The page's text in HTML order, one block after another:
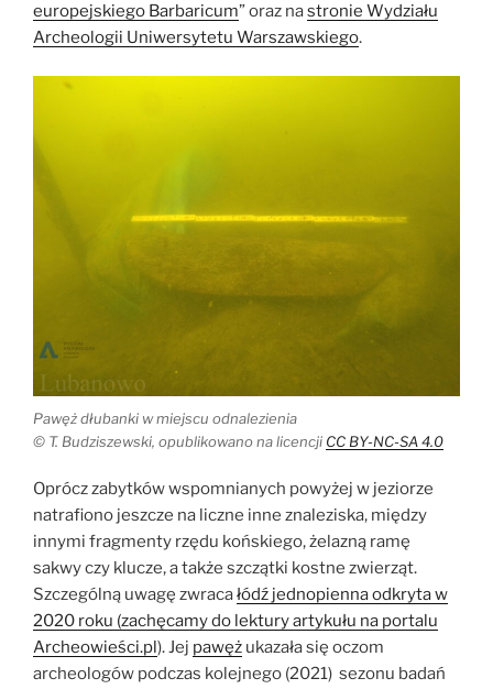
europejskiego Barbaricum” oraz nastronie Wydziału
Archeologii Uniwersytetu Warszawskiego.
Pawęż dłubanki w miejscu odnalezienia
© T. Budziszewski, opublikowano na licencji CC BY-NC-SA 4.0
Oprócz zabytków wspomnianych powyżej w jeziorze
natrafiono jeszcze na liczne inne znaleziska, między
innymi fragmenty rzędu końskiego, żelazną ramę
sakwy czy klucze, a także szczątki kostne zwierząt.
Szczególną uwagę zwracałódź jednopienna odkryta w
2020 roku (zachęcamy do lektury artykułu na portalu
Archeowieści.pl). Jej pawęż ukazała się oczom
archeologów podczas kolejnego (2021) sezonu badań